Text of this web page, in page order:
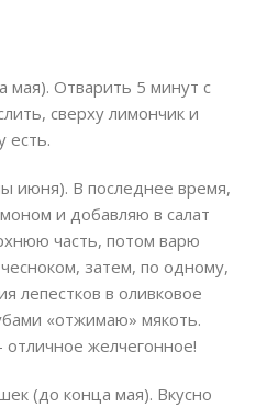
мая). Отварить 5 минут с
сверху лимончик и
есть.
июня). В последнее время,
и добавляю в салат
часть, потом варю
затем, по одному,
лепестков в оливковое
«отжимаю» мякоть.
желчегонное!
(до конца мая). Вкусно